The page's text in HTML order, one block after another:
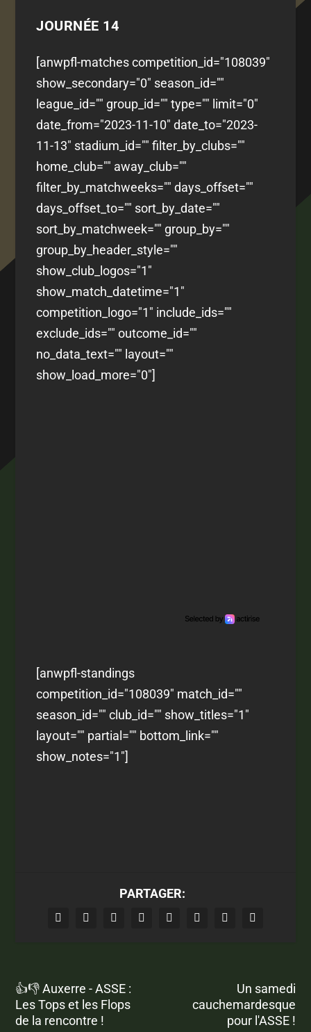
JOURNÉE 14
[anwpfl-matches competition_id="108039"
show_secondary="0" season_id=""
league_id="" group_id="" type="" limit="0"
date_from="2023-11-10" date_to="2023-
11-13" stadium_id="" filter_by_clubs=""
home_club="" away_club=""
filter_by_matchweeks="" days_offset=""
days_offset_to="" sort_by_date=""
sort_by_matchweek="" group_by=""
group_by_header_style=""
show_club_logos="1"
show_match_datetime="1"
competition_logo="1" include_ids=""
exclude_ids="" outcome_id=""
no_data_text="" layout=""
show_load_more="0"]
[anwpfl-standings
competition_id="108039" match_id=""
season_id="" club_id="" show_titles="1"
layout="" partial="" bottom_link=""
show_notes="1"]
PARTAGER:
👍👎 Auxerre - ASSE :
Les Tops et les Flops
de la rencontre !
Un samedi
cauchemardesque
pour l'ASSE !